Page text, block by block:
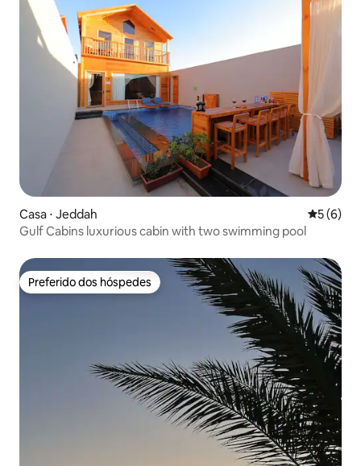
Casa ⋅ Jeddah 5 de
5 (6)
Gulf Cabins luxurious cabin with two swimming pool
Preferido dos hóspedes
Preferido dos hóspedes